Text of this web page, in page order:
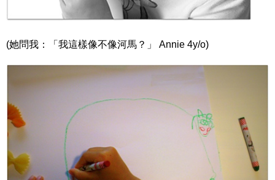
(她問我：「我這樣像不像河馬？」 Annie 4y/o)